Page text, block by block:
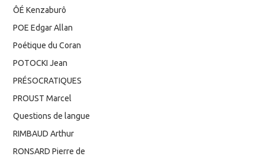
ÔÉ Kenzaburô
POE Edgar Allan
Poétique du Coran
POTOCKI Jean
PRÉSOCRATIQUES
PROUST Marcel
Questions de langue
RIMBAUD Arthur
RONSARD Pierre de